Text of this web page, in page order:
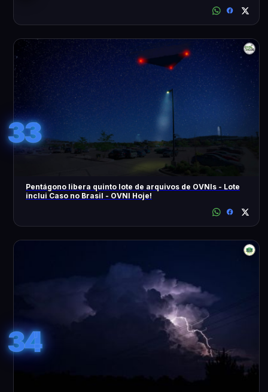
33
Pentágono libera quinto lote de arquivos de OVNIs - Lote
inclui Caso no Brasil - OVNI Hoje!
34